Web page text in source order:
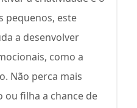
pequenos, este
a desenvolver
como a
Não perca mais
ou filha a chance de